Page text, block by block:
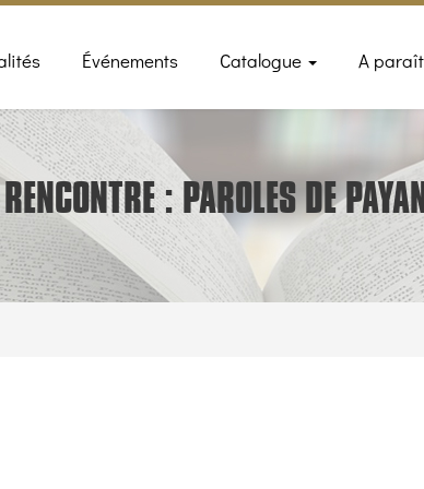
Événements Catalogue A
RENCONTRE : PAROLES DE